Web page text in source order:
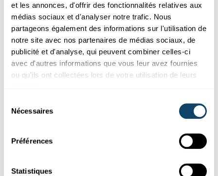
et les annonces, d'offrir des fonctionnalités relatives aux
médias sociaux et d'analyser notre trafic. Nous
partageons également des informations sur l'utilisation de
notre site avec nos partenaires de médias sociaux, de
publicité et d'analyse, qui peuvent combiner celles-ci
avec d'autres informations que vous leur avez fournies
ou qu'ils ont collectées lors de votre utilisation de leurs
Nécessaires
Préférences
Statistiques
Recherche au Luxembourg
SPEZIFESCH SPROOCHENTWÉCKLUNGSSTÉIERUNG (SSES)
LEARN erklärt eis wat eng spezifesch